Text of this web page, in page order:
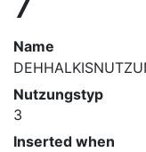
Name
Nutzungstyp
3
Inserted when